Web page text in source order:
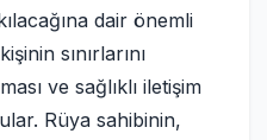
dair önemli
sınırlarını
ve sağlıklı iletişim
Rüya sahibinin,